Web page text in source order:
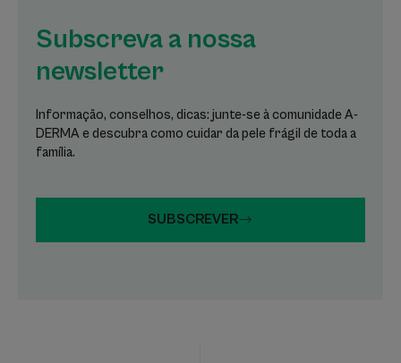
Subscreva a nossa
newsletter
Informação, conselhos, dicas: junte-se à comunidade A-
DERMA e descubra como cuidar da pele frágil de toda a
família.
SUBSCREVER